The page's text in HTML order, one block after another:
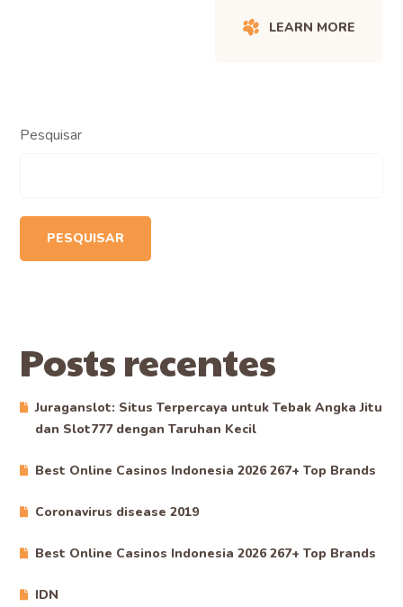
LEARN MORE
Pesquisar
PESQUISAR
Posts recentes
Juraganslot: Situs Terpercaya untuk Tebak Angka Jitu
dan Slot777 dengan Taruhan Kecil
Best Online Casinos Indonesia 2026 267+ Top Brands
Coronavirus disease 2019
Best Online Casinos Indonesia 2026 267+ Top Brands
IDN